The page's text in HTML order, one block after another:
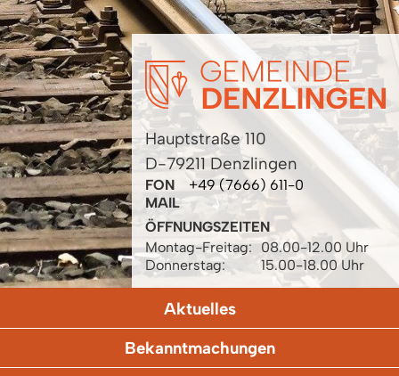
Hauptstraße 110
D-79211 Denzlingen
FON
+49 (7666) 611-0
MAIL
ÖFFNUNGSZEITEN
Montag-Freitag: 08.00-12.00 Uhr
Donnerstag:
15.00-18.00 Uhr
Aktuelles
Bekanntmachungen